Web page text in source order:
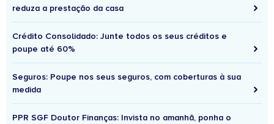
reduza a prestação da casa
Crédito Consolidado: Junte todos os seus créditos e
poupe até 60%
Seguros: Poupe nos seus seguros, com coberturas à sua
medida
PPR SGF Doutor Finanças: Invista no amanhã, ponha o